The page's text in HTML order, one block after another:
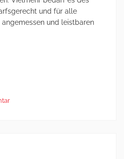
und für alle
und leistbaren